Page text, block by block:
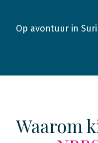
2023
Op avontuur in
Waarom